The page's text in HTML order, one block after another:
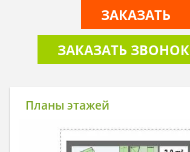
ЗАКАЗАТЬ
ЗАКАЗАТЬ ЗВОНОК
Планы этажей